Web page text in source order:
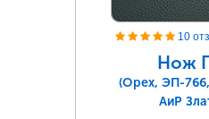
10
Нож
(Орех, ЭП-
АиР